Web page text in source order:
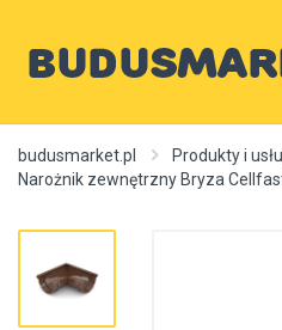
Materiały budowlane
Wnętrze
Zewnętrzny
budusmarket.pl Produkty i
Narożnik zewnętrzny Bryza